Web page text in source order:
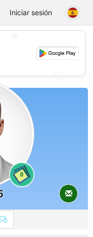
Iniciar sesión
0